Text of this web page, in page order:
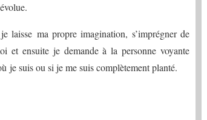
ma propre imagination, s’imprégner de
et ensuite je demande à la personne voyante
je suis ou si je me suis complètement planté.